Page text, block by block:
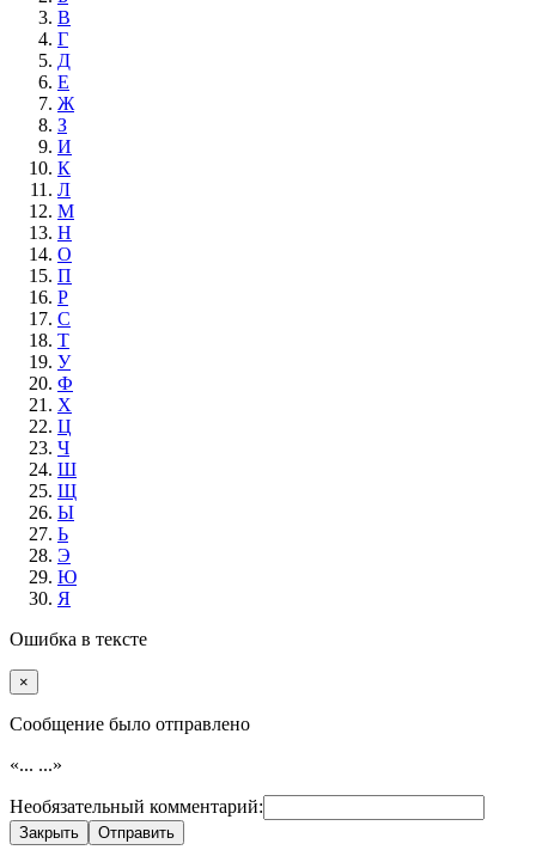
В
Г
Д
Е
Ж
З
И
К
Л
М
Н
О
П
Р
С
Т
У
Ф
Х
Ц
Ч
Ш
Щ
Ы
Ь
Э
Ю
Я
Ошибка в тексте
×
Cообщение было отправлено
«... ...»
Необязательный комментарий:
Закрыть Отправить